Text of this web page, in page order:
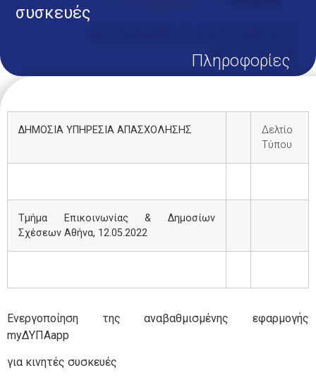
συσκευές
Πληροφορίες
ΔΗΜΟΣΙΑ ΥΠΗΡΕΣΙΑ ΑΠΑΣΧΟΛΗΣΗΣ
Δελτίο
Τύπου
Τμήμα Επικοινωνίας &
Δημοσίων
Σχέσεων Αθήνα, 12.05.2022
Ενεργοποίηση της αναβαθμισμένης εφαρμογής
myΔΥΠΑapp
για κινητές συσκευές